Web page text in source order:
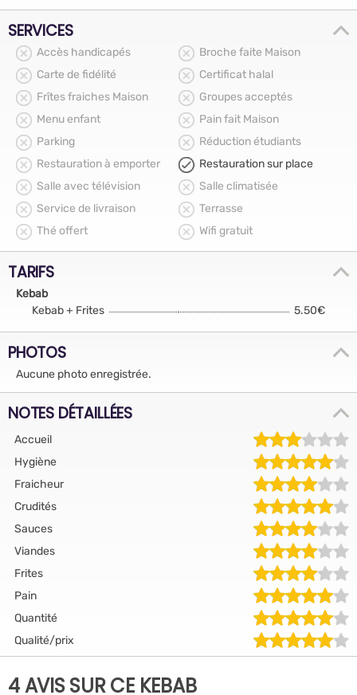
SERVICES
Accès handicapés
Broche faite Maison
Carte de fidélité
Certificat halal
Frîtes fraiches Maison
Groupes acceptés
Menu enfant
Pain fait Maison
Parking
Réduction étudiants
Restauration à emporter
Restauration sur place
Salle avec télévision
Salle climatisée
Service de livraison
Terrasse
Thé offert
Wifi gratuit
TARIFS
Kebab
Kebab + Frites
5.50€
PHOTOS
Aucune photo enregistrée.
NOTES DÉTAILLÉES
Accueil
Hygiène
Fraicheur
Crudités
Sauces
Viandes
Frites
Pain
Quantité
Qualité/prix
4 AVIS SUR CE KEBAB